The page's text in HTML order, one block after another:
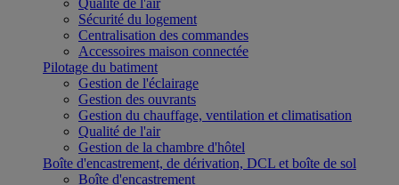
Qualité de l'air
Sécurité du logement
Centralisation des commandes
Accessoires maison connectée
Pilotage du batiment
Gestion de l'éclairage
Gestion des ouvrants
Gestion du chauffage, ventilation et climatisation
Qualité de l'air
Gestion de la chambre d'hôtel
Boîte d'encastrement, de dérivation, DCL et boîte de sol
Boîte d'encastrement